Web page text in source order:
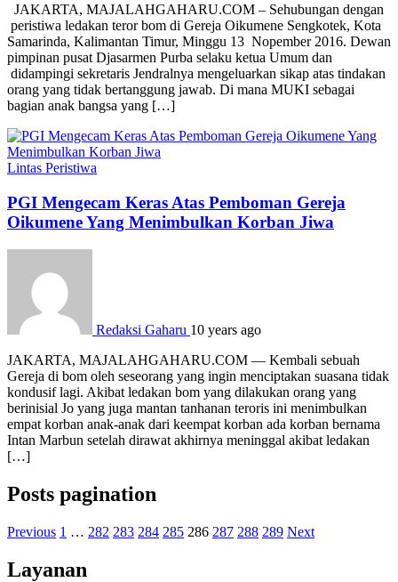
JAKARTA, MAJALAHGAHARU.COM – Sehubungan dengan
peristiwa ledakan teror bom di Gereja Oikumene Sengkotek, Kota
Samarinda, Kalimantan Timur, Minggu 13 Nopember 2016. Dewan
pimpinan pusat Djasarmen Purba selaku ketua Umum dan
didampingi sekretaris Jendralnya mengeluarkan sikap atas tindakan
orang yang tidak bertanggung jawab. Di mana MUKI sebagai
bagian anak bangsa yang […]
Lintas Peristiwa
PGI Mengecam Keras Atas Pemboman Gereja
Oikumene Yang Menimbulkan Korban Jiwa
Redaksi Gaharu 10 years ago
JAKARTA, MAJALAHGAHARU.COM — Kembali sebuah
Gereja di bom oleh seseorang yang ingin menciptakan suasana tidak
kondusif lagi. Akibat ledakan bom yang dilakukan orang yang
berinisial Jo yang juga mantan tanhanan teroris ini menimbulkan
empat korban anak-anak dari keempat korban ada korban bernama
Intan Marbun setelah dirawat akhirnya meninggal akibat ledakan
[…]
Posts pagination
Previous 1 … 282 283 284 285 286 287 288 289 Next
Layanan